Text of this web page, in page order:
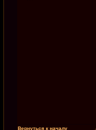
Вернуться к началу